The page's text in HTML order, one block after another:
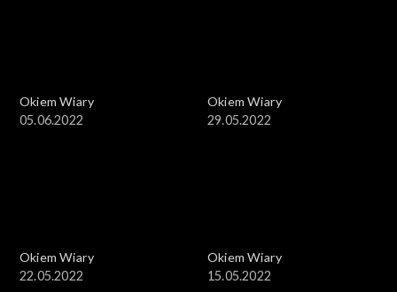
Okiem Wiary
05.06.2022
Okiem Wiary
29.05.2022
Okiem Wiary
22.05.2022
Okiem Wiary
15.05.2022